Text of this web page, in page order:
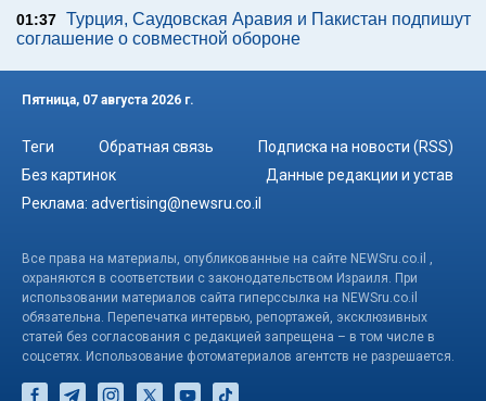
01:37 Турция, Саудовская Аравия и Пакистан подпишут
соглашение о совместной обороне
Пятница, 07 августа 2026 г.
Теги Обратная связь
Подписка на новости (RSS)
Без картинок
Данные редакции и устав
Реклама: advertising@newsru.co.il
Все права на материалы, опубликованные на сайте NEWSru.co.il ,
охраняются в соответствии с законодательством Израиля. При
использовании материалов сайта гиперссылка на NEWSru.co.il
обязательна. Перепечатка интервью, репортажей, эксклюзивных
статей без согласования с редакцией запрещена – в том числе в
соцсетях. Использование фотоматериалов агентств не разрешается.